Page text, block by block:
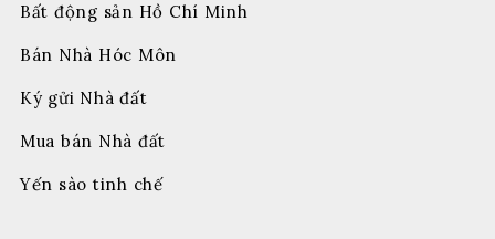
Bất động sản Hồ Chí Minh
Bán Nhà Hóc Môn
Ký gửi Nhà đất
Mua bán Nhà đất
Yến sào tinh chế